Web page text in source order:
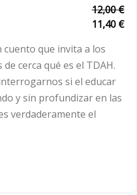
12,00 €
11,40 €
que invita a los
cerca qué es el TDAH.
si el educar
y sin profundizar en las
verdaderamente el